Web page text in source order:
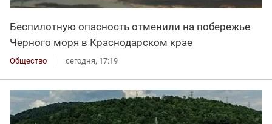
Беспилотную опасность отменили на побережье
Черного моря в Краснодарском крае
Общество сегодня, 17:19